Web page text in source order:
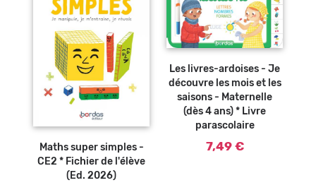
Ajouter au
Maths super simples -
CE2 * Fichier de l'élève
(Ed. 2026)
Ajouter au
Les livres-ardoises - Je
découvre les mois et les
saisons - Maternelle
(dès 4 ans) * Livre
parascolaire
7,49 €